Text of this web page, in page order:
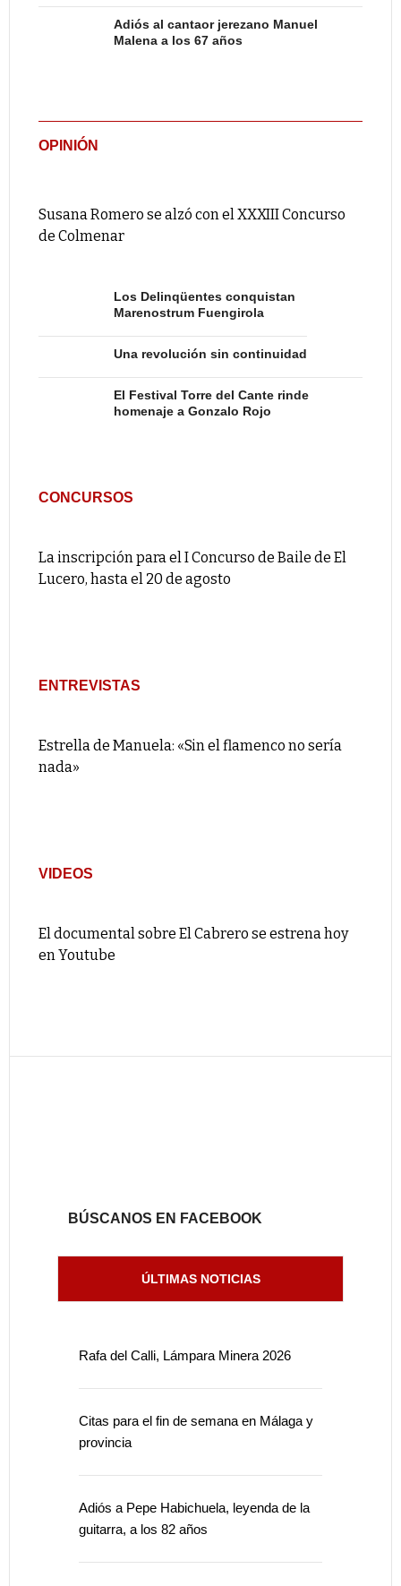
Adiós al cantaor jerezano Manuel
Malena a los 67 años
OPINIÓN
Susana Romero se alzó con el XXXIII Concurso
de Colmenar
Los Delinqüentes conquistan
Marenostrum Fuengirola
Una revolución sin continuidad
El Festival Torre del Cante rinde
homenaje a Gonzalo Rojo
CONCURSOS
La inscripción para el I Concurso de Baile de El
Lucero, hasta el 20 de agosto
ENTREVISTAS
Estrella de Manuela: «Sin el flamenco no sería
nada»
VIDEOS
El documental sobre El Cabrero se estrena hoy
en Youtube
BÚSCANOS EN FACEBOOK
ÚLTIMAS NOTICIAS
Rafa del Calli, Lámpara Minera 2026
Citas para el fin de semana en Málaga y
provincia
Adiós a Pepe Habichuela, leyenda de la
guitarra, a los 82 años